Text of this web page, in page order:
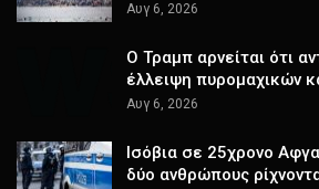
Αυγ 6, 2026
Ο Τραμπ αρνείται ότι
έλλειψη πυρομαχικών
Αυγ 6, 2026
Ισόβια σε 25χρονο
δύο ανθρώπους